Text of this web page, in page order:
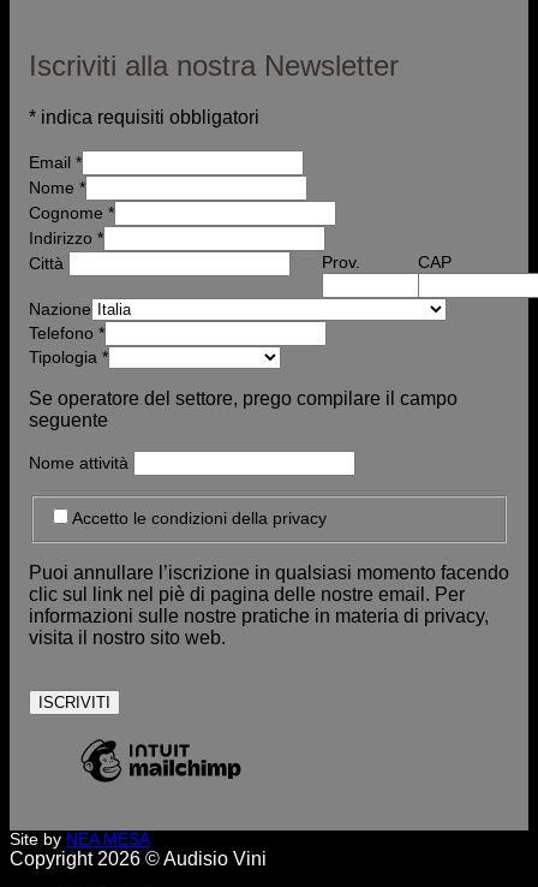
Iscriviti alla nostra Newsletter
* indica requisiti obbligatori
Email *
Nome *
Cognome *
Indirizzo *
Città
Prov. CAP
Nazione
Telefono *
Tipologia *
Se operatore del settore, prego compilare il campo
seguente
Nome attività
Accetto le condizioni della privacy
Puoi annullare l’iscrizione in qualsiasi momento facendo
clic sul link nel piè di pagina delle nostre email. Per
informazioni sulle nostre pratiche in materia di privacy,
visita il nostro sito web.
Site by NEA MESA
Copyright 2026 © Audisio Vini